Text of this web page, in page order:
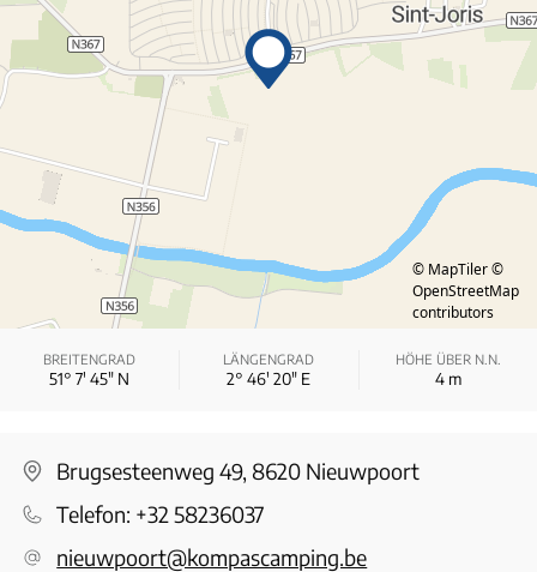
© MapTiler ©
OpenStreetMap
contributors
BREITENGRAD
51° 7′ 45″ N
LÄNGENGRAD
2° 46′ 20″ E
HÖHE ÜBER N.N.
4m
Brugsesteenweg 49, 8620 Nieuwpoort
Telefon: +32 58236037
nieuwpoort@kompascamping.be